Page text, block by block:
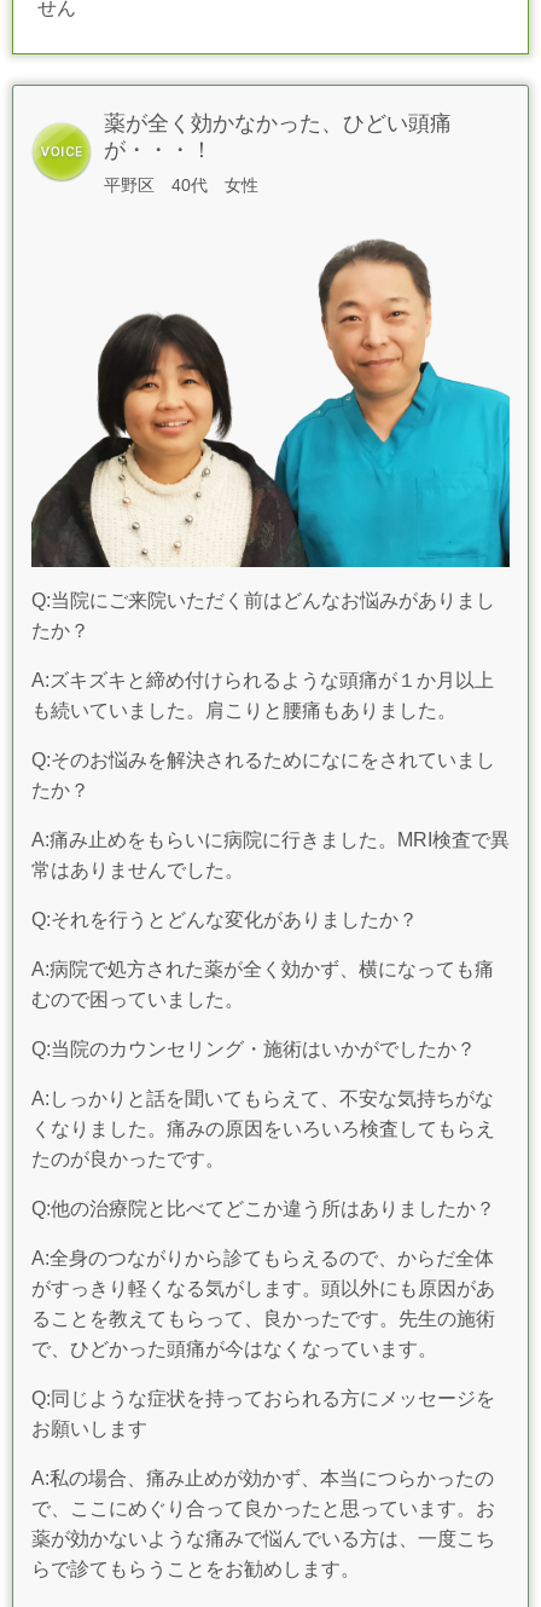
せん
薬が全く効かなかった、ひどい頭痛
が・・・！
平野区 40代 女性
Q:当院にご来院いただく前はどんなお悩みがありまし
たか？
A:ズキズキと締め付けられるような頭痛が１か月以上
も続いていました。肩こりと腰痛もありました。
Q:そのお悩みを解決されるためになにをされていまし
たか？
A:痛み止めをもらいに病院に行きました。MRI検査で異
常はありませんでした。
Q:それを行うとどんな変化がありましたか？
A:病院で処方された薬が全く効かず、横になっても痛
むので困っていました。
Q:当院のカウンセリング・施術はいかがでしたか？
A:しっかりと話を聞いてもらえて、不安な気持ちがな
くなりました。痛みの原因をいろいろ検査してもらえ
たのが良かったです。
Q:他の治療院と比べてどこか違う所はありましたか？
A:全身のつながりから診てもらえるので、からだ全体
がすっきり軽くなる気がします。頭以外にも原因があ
ることを教えてもらって、良かったです。先生の施術
で、ひどかった頭痛が今はなくなっています。
Q:同じような症状を持っておられる方にメッセージを
お願いします
A:私の場合、痛み止めが効かず、本当につらかったの
で、ここにめぐり合って良かったと思っています。お
薬が効かないような痛みで悩んでいる方は、一度こち
らで診てもらうことをお勧めします。